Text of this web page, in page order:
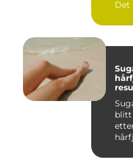
Det
blitt